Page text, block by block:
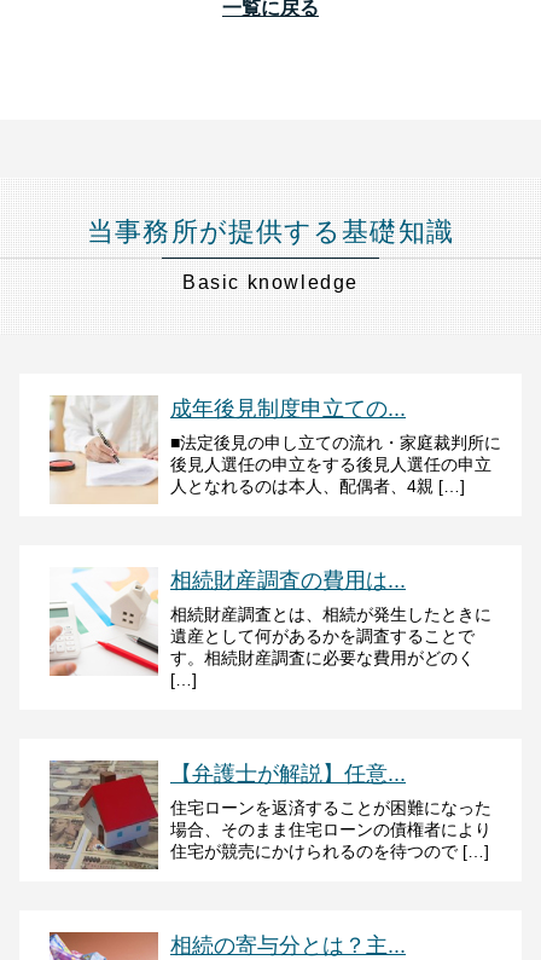
一覧に戻る
当事務所が提供する基礎知識
Basic knowledge
成年後見制度申立ての...
■法定後見の申し立ての流れ・家庭裁判所に
後見人選任の申立をする後見人選任の申立
人となれるのは本人、配偶者、4親 […]
相続財産調査の費用は...
相続財産調査とは、相続が発生したときに
遺産として何があるかを調査することで
す。相続財産調査に必要な費用がどのく
[…]
【弁護士が解説】任意...
住宅ローンを返済することが困難になった
場合、そのまま住宅ローンの債権者により
住宅が競売にかけられるのを待つので […]
相続の寄与分とは？主...